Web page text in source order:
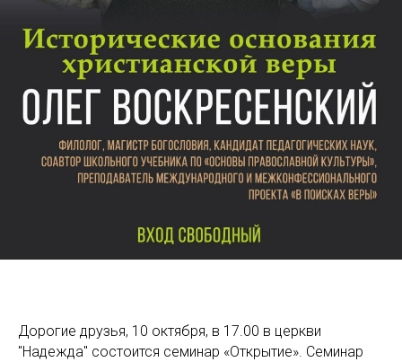
Дорогие друзья, 10 октября, в 17.00 в церкви
"Надежда" состоится семинар «Открытие». Семинар